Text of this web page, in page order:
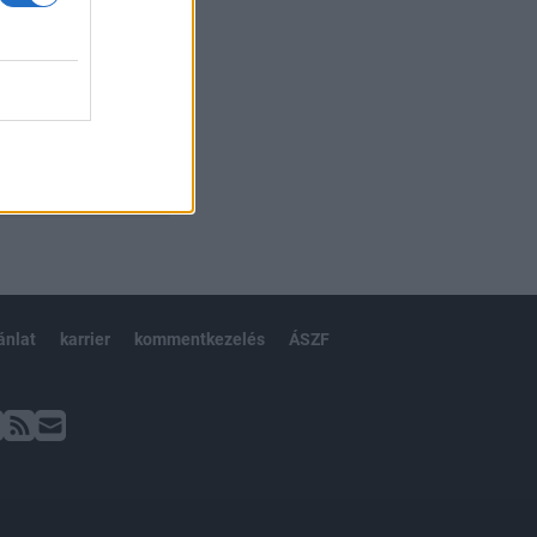
karrier kommentkezelés ÁSZF